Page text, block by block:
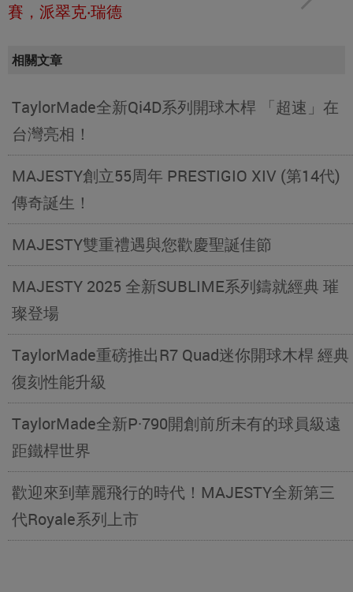
賽，派翠克‧瑞德
相關文章
TaylorMade全新Qi4D系列開球木桿 「超速」在
台灣亮相！
MAJESTY創立55周年 PRESTIGIO XIV (第14代)
傳奇誕生！
MAJESTY雙重禮遇與您歡慶聖誕佳節
MAJESTY 2025 全新SUBLIME系列鑄就經典 璀
璨登場
TaylorMade重磅推出R7 Quad迷你開球木桿 經典
復刻性能升級
TaylorMade全新P·790開創前所未有的球員級遠
距鐵桿世界
歡迎來到華麗飛行的時代！MAJESTY全新第三
代Royale系列上市